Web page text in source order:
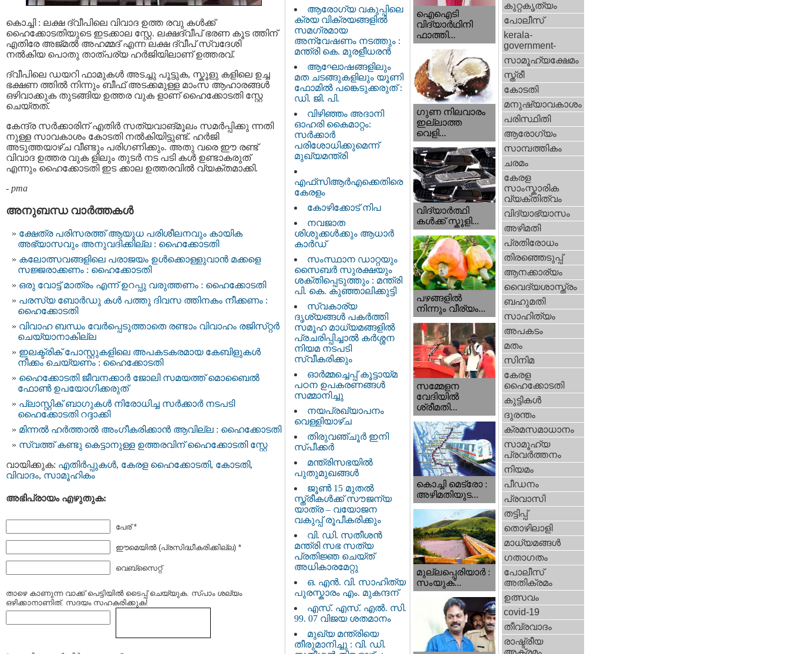
കൊച്ചി : ലക്ഷ ദ്വീപിലെ വിവാദ ഉത്ത രവു കൾക്ക്
ഹൈക്കോടതിയുടെ ഇടക്കാല സ്റ്റേ. ലക്ഷദ്വീപ് ഭരണ കൂട ത്തിന്
എതിരേ അജ്മൽ അഹമ്മദ് എന്ന ലക്ഷ ദ്വീപ് സ്വദേശി
നൽകിയ പൊതു താത്‌പര്യ ഹർജിയിലാണ് ഉത്തരവ്.
ദ്വീപിലെ ഡയറി ഫാമുകൾ അടച്ചു പൂട്ടുക, സ്കൂളു കളിലെ ഉച്ച
ഭക്ഷണ ത്തിൽ നിന്നും ബീഫ് അടക്കമുള്ള മാംസ ആഹാരങ്ങൾ
ഒഴിവാക്കുക തുടങ്ങിയ ഉത്തര വുക ളാണ് ഹൈക്കോടതി സ്റ്റേ
ചെയ്തത്.
കേന്ദ്ര സർക്കാരിന് എതിർ സത്യവാങ്മൂലം സമർപ്പിക്കു ന്നതി
നുള്ള സാവകാശം കോടതി നൽകിയിട്ടുണ്ട്. ഹർജി
അടുത്തയാഴ്ച വീണ്ടും പരിഗണിക്കും. അതു വരെ ഈ രണ്ട്
വിവാദ ഉത്തര വുക ളിലും തുടർ നട പടി കൾ ഉണ്ടാകരുത്
എന്നും ഹൈക്കോടതി ഇട ക്കാല ഉത്തരവിൽ വ്യക്തമാക്കി.
- pma
അനുബന്ധ വാര്‍ത്തകള്‍
ക്ഷേത്ര പരിസരത്ത് ആയുധ പരിശീലനവും കായിക
അഭ്യാസവും അനുവദിക്കില്ല : ഹൈക്കോടതി
കലോത്സവങ്ങളിലെ പരാജയം ഉൾക്കൊള്ളുവാൻ മക്കളെ
സജ്ജരാക്കണം : ഹൈക്കോടതി
ഒരു വോട്ട് മാത്രം എന്ന് ഉറപ്പു വരുത്തണം : ഹൈക്കോടതി
പരസ്യ ബോർഡു കൾ പത്തു ദിവസ ത്തിനകം നീക്കണം :
ഹൈക്കോടതി
വിവാഹ ബന്ധം വേർപ്പെടുത്താതെ രണ്ടാം വിവാഹം രജിസ്‌റ്റർ
ചെയ്യാനാകില്ല
ഇലക്ട്രിക് പോസ്റ്റുകളിലെ അപകടകരമായ കേബിളുകള്‍
നീക്കം ചെയ്യണം : ഹൈക്കോടതി
ഹൈക്കോടതി ജീവനക്കാര്‍ ജോലി സമയത്ത് മൊബൈല്‍
ഫോണ്‍ ഉപയോഗിക്കരുത്
പ്ലാസ്റ്റിക് ബാഗുകൾ നിരോധിച്ച സർക്കാർ നടപടി
ഹൈക്കോടതി റദ്ദാക്കി
മിന്നല്‍ ഹര്‍ത്താല്‍ അംഗീകരിക്കാന്‍ ആവില്ല : ഹൈക്കോടതി
സ്വത്ത് കണ്ടു കെട്ടാനുള്ള ഉത്തരവിന് ഹൈക്കോടതി സ്റ്റേ
വായിക്കുക: എതിര്‍പ്പുകള്‍, കേരള ഹൈക്കോടതി, കോടതി,
വിവാദം, സാമൂഹികം
അഭിപ്രായം എഴുതുക:
പേര് *
ഈമെയില്‍ (പ്രസിദ്ധീകരിക്കില്ല) *
വെബ്സൈറ്റ്
താഴെ കാണുന്ന വാക്ക് പെട്ടിയില്‍ ടൈപ്പ്‌ ചെയ്യുക. സ്പാം ശല്യം
ഒഴിക്കാനാണിത്. സദയം സഹകരിക്കുക!
ആരോഗ്യ വകുപ്പിലെ
ക്രയ വിക്രയങ്ങളിൽ
സമഗ്രമായ
അന്വേഷണം നടത്തും :
മന്ത്രി കെ. മുരളീധരൻ
ആഘോഷങ്ങളിലും
മത ചടങ്ങുകളിലും യൂണി
ഫോമിൽ പങ്കെടുക്കരുത് :
ഡി. ജി. പി.
വിഴിഞ്ഞം അദാനി
ഓഹരി കൈമാറ്റം:
സർക്കാർ
പരിശോധിക്കുമെന്ന്
മുഖ്യമന്ത്രി
എഫ്‌സിആർഎക്കെതിരെ
കേരളം
കോഴിക്കോട് നിപ
നവജാത
ശിശുക്കള്‍ക്കും ആധാര്‍
കാര്‍ഡ്
സംസ്ഥാന ഡാറ്റയും
സൈബർ സുരക്ഷയും
ശക്തിപ്പെടുത്തും : മന്ത്രി
പി. കെ. കുഞ്ഞാലിക്കുട്ടി
സ്വകാര്യ
ദൃശ്യങ്ങള്‍ പകര്‍ത്തി
സമൂഹ മാധ്യമങ്ങളില്‍
പ്രചരിപ്പിച്ചാൽ കർശ്ശന
നിയമ നടപടി
സ്വീകരിക്കും
ഓർമ്മച്ചെപ്പ് കൂട്ടായ്മ
പഠന ഉപകരണങ്ങൾ
സമ്മാനിച്ചു
നയപ്രഖ്യാപനം
വെള്ളിയാഴ്ച
തിരുവഞ്ചൂർ ഇനി
സ്പീക്കർ
മന്ത്രിസഭയിൽ
പുതുമുഖങ്ങൾ
ജൂൺ 15 മുതൽ
സ്ത്രീകൾക്ക് സൗജന്യ
യാത്ര – വയോജന
വകുപ്പ് രൂപീകരിക്കും
വി. ഡി. സതീശന്‍
മന്ത്രി സഭ സത്യ
പ്രതിജ്ഞ ചെയ്ത്
അധികാരമേറ്റു
ഒ. എൻ. വി. സാഹിത്യ
പുരസ്കാരം എം. മുകന്ദന്
എസ്. എസ്. എൽ. സി.
99. 07 വിജയ ശതമാനം
മുഖ്യ മന്ത്രിയെ
തീരുമാനിച്ചു : വി. ഡി.
ഐഐടി
വിദ്യാര്‍ഥിനി
ഫാത്തി...
ഗുണ നിലവാരം
ഇല്ലാത്ത
വെളി...
വിദ്യാർത്ഥി
കൾക്ക് സ്കൂളി...
പഴങ്ങളില്‍
നിന്നും വീര്യം...
സമ്മേളന
വേദിയില്‍
ശ്രീമതി...
കൊച്ചി മെട്രോ :
അഴിമതിയുട...
മുല്ലപ്പെരിയാര്‍ :
സംയുക്...
കുറ്റകൃത്യം
പോലീസ്‌
kerala-
government-
സാമൂഹ്യക്ഷേമം
സ്ത്രീ
കോടതി
മനുഷ്യാവകാശം
പരിസ്ഥിതി
ആരോഗ്യം
സാമ്പത്തികം
ചരമം
കേരള
സാംസ്കാരിക
വ്യക്തിത്വം
വിദ്യാഭ്യാസം
അഴിമതി
പ്രതിരോധം
തിരഞ്ഞെടുപ്പ്
ആനക്കാര്യം
വൈദ്യശാസ്ത്രം
ബഹുമതി
സാഹിത്യം
അപകടം
മതം
സിനിമ
കേരള
ഹൈക്കോടതി
കുട്ടികള്‍
ദുരന്തം
ക്രമസമാധാനം
സാമൂഹ്യ
പ്രവര്‍ത്തനം
നിയമം
പീഡനം
പ്രവാസി
തട്ടിപ്പ്‌
തൊഴിലാളി
മാധ്യമങ്ങള്‍
ഗതാഗതം
പോലീസ്‌
അതിക്രമം
ഉത്സവം
covid-19
തീവ്രവാദം
രാഷ്ട്രീയ
അക്രമം